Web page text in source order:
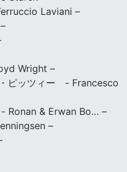
Laviani –
Wright –
ピッツィー - Francesco
Ronan & Erwan Bo… –
–